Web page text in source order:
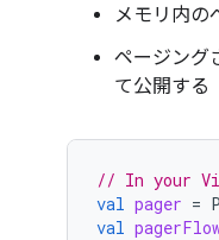
メモリ内の
ページング
て公開する
// In your
val pager =
val